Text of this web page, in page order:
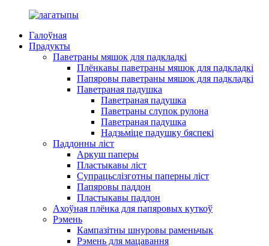
Галоўная
Прадукты
Паветраны мяшок для падкладкі
Плёнкавы паветраны мяшок для падкладкі
Папяровы паветраны мяшок для падкладкі
Паветраная падушка
Паветраная падушка
Паветраны слупок рулона
Паветраная падушка
Надзьміце падушку бяспекі
Паддонны ліст
Аркуш паперы
Пластыкавы ліст
Супрацьслізготны паперны ліст
Папяровы паддон
Пластыкавы паддон
Ахоўная плёнка для папяровых куткоў
Рэмень
Кампазітны шнуровы раменьчык
Рэмень для мацавання